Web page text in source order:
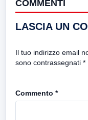
COMMENTI
LASCIA UN
Il tuo indirizzo email
sono contrassegnati *
Commento *